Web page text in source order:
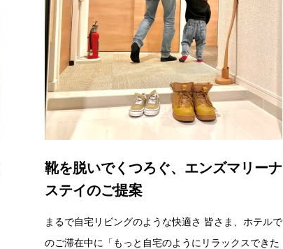
靴を脱いでくつろぐ、エンズマリーナ
ステイのご提案
まるで自宅リビングのような快適さ 皆さま、ホテルで
のご滞在中に「もっと自宅のようにリラックスできた